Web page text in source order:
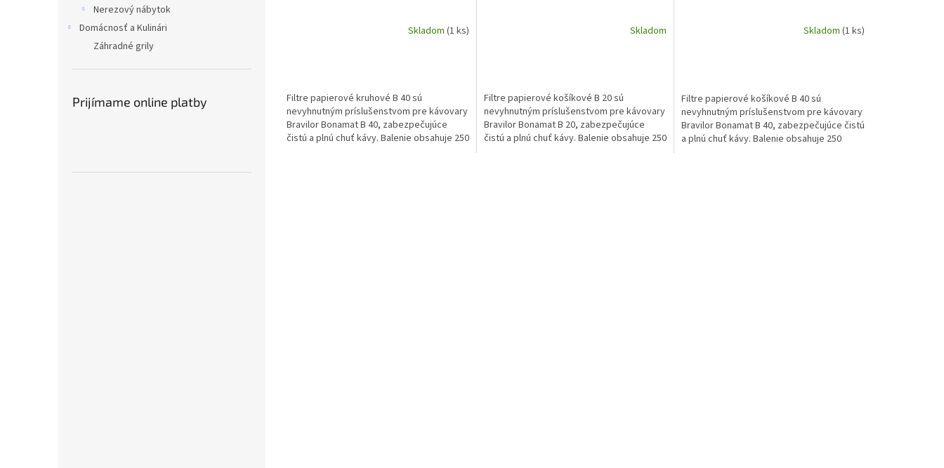
Nerezový nábytok
Domácnosť a Kulinári
Záhradné grily
Prijímame online platby
Skladom (1 ks)
Filtre papierové kruhové B 40 sú
nevyhnutným príslušenstvom pre kávovary
Bravilor Bonamat B 40, zabezpečujúce
čistú a plnú chuť kávy. Balenie obsahuje 250
Skladom
Filtre papierové košíkové B 20 sú
nevyhnutným príslušenstvom pre kávovary
Bravilor Bonamat B 20, zabezpečujúce
čistú a plnú chuť kávy. Balenie obsahuje 250
Skladom (1 ks)
Filtre papierové košíkové B 40 sú
nevyhnutným príslušenstvom pre kávovary
Bravilor Bonamat B 40, zabezpečujúce čistú
a plnú chuť kávy. Balenie obsahuje 250